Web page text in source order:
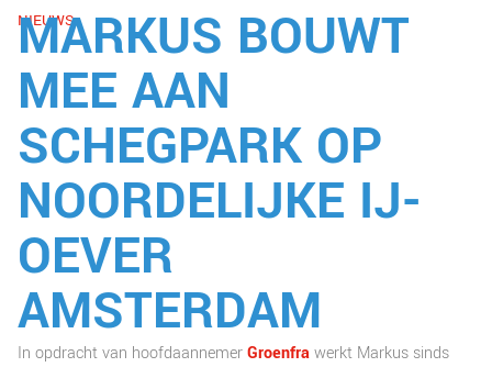
NIEUWS
MARKUS BOUWT
MEE AAN
SCHEGPARK OP
NOORDELIJKE IJ-
OEVER
AMSTERDAM
In opdracht van hoofdaannemerGroenfrawerkt Markus sinds